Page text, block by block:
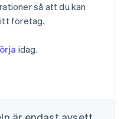
så att du kan
företag.
idag.